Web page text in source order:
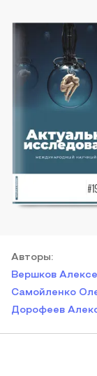
Авторы:
Вершков
Самойленко
Дорофеев